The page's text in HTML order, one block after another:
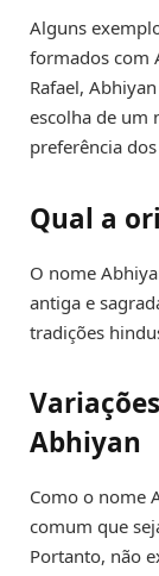
Alguns
formados com
Rafael,
escolha de um
preferência
Qual a
O nome
antiga e
tradições
Abhiyan
Como o nome
comum que
Portanto, não